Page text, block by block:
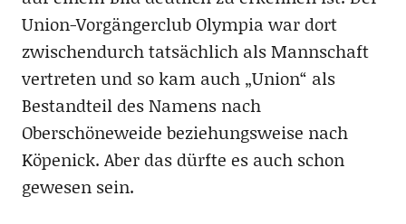
Union-Vorgängerclub Olympia war dort
zwischendurch tatsächlich als Mannschaft
vertreten und so kam auch „Union“ als
Bestandteil des Namens nach
Oberschöneweide beziehungsweise nach
Köpenick. Aber das dürfte es auch schon
gewesen sein.